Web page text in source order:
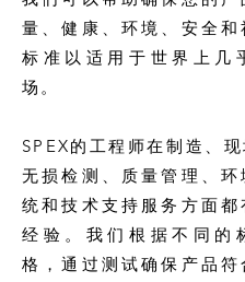
量、健康、环境、安全和
标准以适用于世界上几
场。
SPEX的工程师在制造、现
无损检测、质量管理、环
统和技术支持服务方面都
经验。我们根据不同的
格，通过测试确保产品符